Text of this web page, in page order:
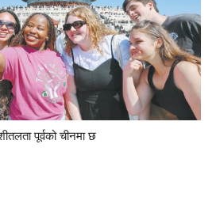
पूर्वको चीनमा छ